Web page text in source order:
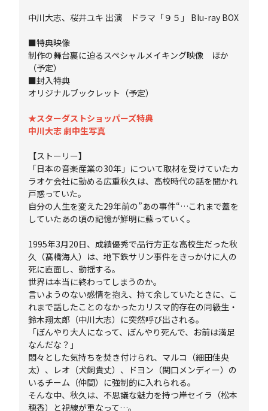
中川大志、桜井ユキ 出演 ドラマ「９５」 Blu-ray BOX
■特典映像
制作の舞台裏に迫るスペシャルメイキング映像 ほか
（予定）
■封入特典
オリジナルブックレット（予定）
★スターダストショッパーズ特典
中川大志 劇中生写真
【ストーリー】
「日本の音楽産業の30年」について取材を受けていたカ
ラオケ会社に勤める広重秋久は、高校時代の話を聞かれ
戸惑っていた。
自分の人生を変えた29年前の”あの事件“…これまで蓋を
していたあの頃の記憶が鮮明に蘇っていく。
1995年3月20日、成績優秀で品行方正な高校生だった秋
久（髙橋海人）は、地下鉄サリン事件をきっかけに人の
死に直面し、動揺する。
世界は本当に終わってしまうのか。
言いようのない感情を抱え、持て余していたときに、こ
れまで話したことのなかったカリスマ的存在の同級生・
鈴木翔太郎（中川大志）に突然呼び出される。
「ぼんやり大人になって、ぼんやり死んで、お前は満足
なんだな？」
悶々とした気持ちを焚き付けられ、マルコ（細田佳央
太）、レオ（犬飼貴丈）、ドヨン（関口メンディー）の
いるチーム（仲間）に強制的に入れられる。
そんな中、秋久は、不思議な魅力を持つ岸セイラ（松本
穂香）と視線が重なって…。